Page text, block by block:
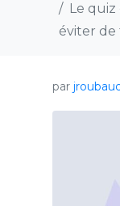
Le
éviter de
par